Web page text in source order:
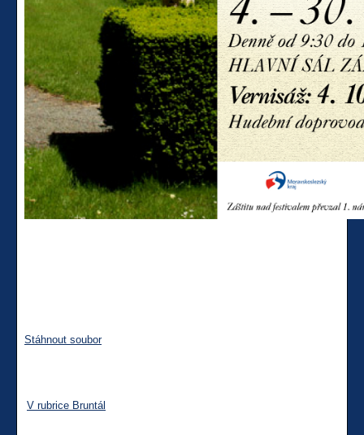
Stáhnout soubor
V rubrice Bruntál